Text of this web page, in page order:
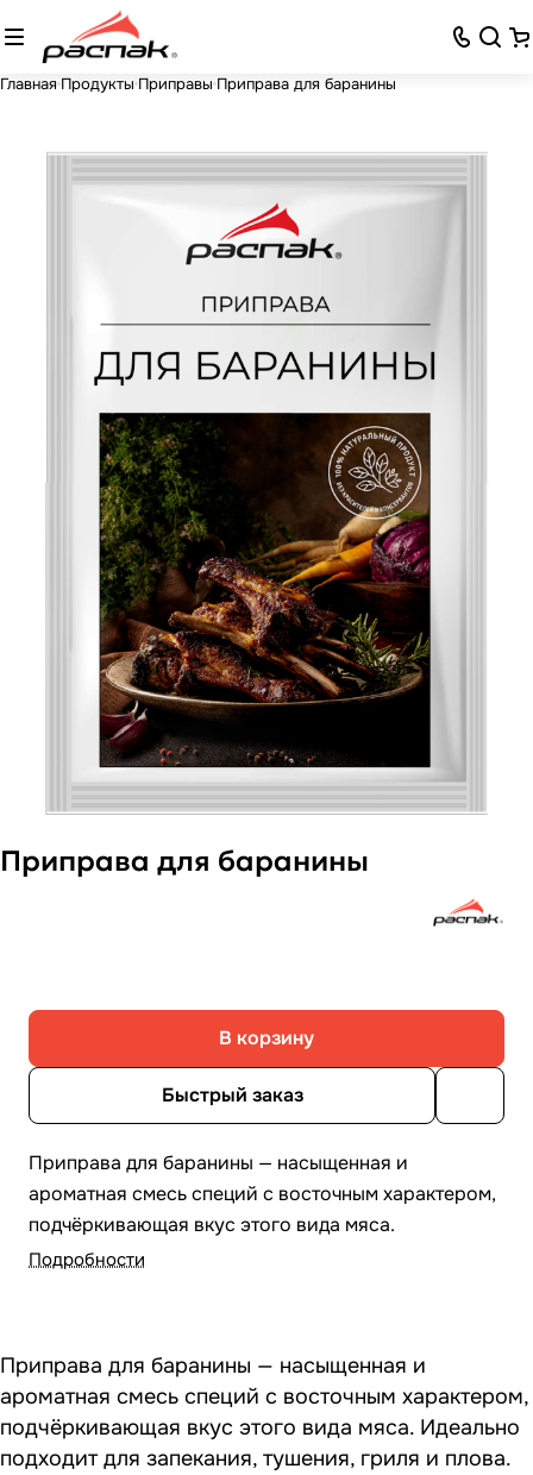
Главная Продукты Приправы Приправа для баранины
Приправа для баранины
В корзину
Быстрый заказ
Приправа для баранины — насыщенная и
ароматная смесь специй с восточным характером,
подчёркивающая вкус этого вида мяса.
Подробности
Приправа для баранины — насыщенная и
ароматная смесь специй с восточным характером,
подчёркивающая вкус этого вида мяса. Идеально
подходит для запекания, тушения, гриля и плова.